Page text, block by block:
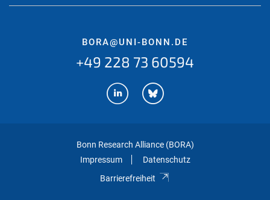
BORA@UNI-BONN.DE
+49 228 73 60594
Bonn Research Alliance (BORA)
Impressum
Datenschutz
Barrierefreiheit